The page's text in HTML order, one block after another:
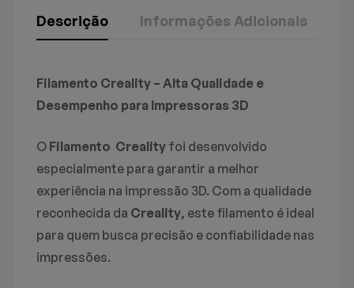
Descrição Informações Adicionais
Filamento Creality – Alta Qualidade e
Desempenho para Impressoras 3D
O Filamento Creality foi desenvolvido
especialmente para garantir a melhor
experiência na impressão 3D. Com a qualidade
reconhecida da Creality, este filamento é ideal
para quem busca precisão e confiabilidade nas
impressões.
Peso
1,250 kg
Dimensões 23 × 6 × 23 cm
Creality
Avaliação E Revisão
Baseado em 0 avaliações
ESCREVA UM COMENTÁRIO
Não há comentários ainda.
Perguntas & Respostas
Perguntas
Não há nenhuma pergunta encontrado.